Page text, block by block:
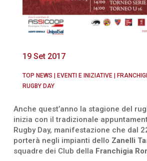
19 Set 2017
TOP NEWS | EVENTI E INIZIATIVE|
RUGBY DAY
Anche quest’anno la stagione del
inizia con il tradizionale
Rugby Day, manifestazione che dal
porterà negli impianti dello Zanelli
squadre dei Club della Franchigia